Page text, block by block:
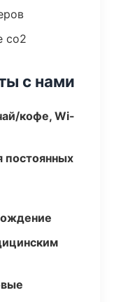
co2
с нами
кофе, Wi-
постоянных